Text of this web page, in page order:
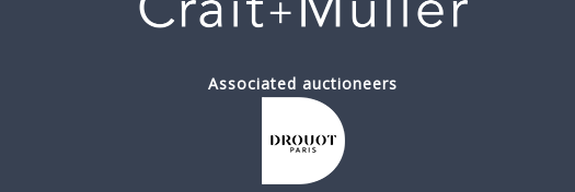
Associated auctioneers